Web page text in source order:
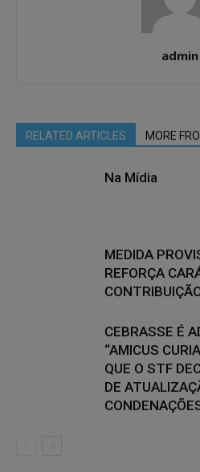
admin
RELATED ARTICLES MORE
Na Mídia
MEDIDA
REFORÇA
CEBRASSE É
“AMICUS
QUE O STF
DE